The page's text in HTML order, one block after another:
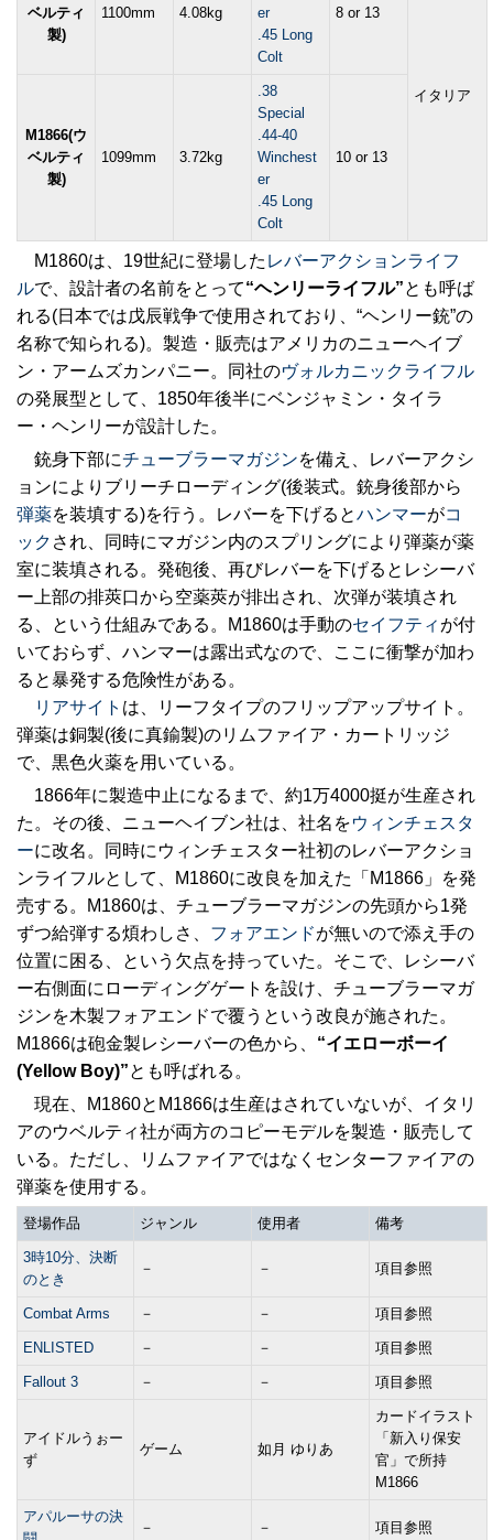
ベルティ
製)
1100mm 4.08kg
er
.45 Long
Colt
8 or 13
イタリア
M1866(ウ
ベルティ
製)
1099mm 3.72kg
.38
Special
.44-40
Winchest
er
.45 Long
Colt
10 or 13
M1860は、19世紀に登場した レバーアクションライフ
ルで、設計者の名前をとって“ヘンリーライフル”とも呼ば
れる(日本では戊辰戦争で使用されており、“ヘンリー銃”の
名称で知られる)。製造・販売はアメリカのニューヘイブ
ン・アームズカンパニー。同社のヴォルカニックライフル
の発展型として、1850年後半にベンジャミン・タイラ
ー・ヘンリーが設計した。
銃身下部にチューブラーマガジンを備え、レバーアクシ
ョンによりブリーチローディング(後装式。銃身後部から
弾薬を装填する)を行う。レバーを下げるとハンマーがコ
ック され、同時にマガジン内のスプリングにより弾薬が薬
室に装填される。発砲後、再びレバーを下げるとレシーバ
ー上部の排莢口から空薬莢が排出され、次弾が装填され
る、という仕組みである。M1860は手動のセイフティ が付
いておらず、ハンマーは露出式なので、ここに衝撃が加わ
ると暴発する危険性がある。
リアサイト は、リーフタイプのフリップアップサイト。
弾薬は銅製(後に真鍮製)のリムファイア・カートリッジ
で、黒色火薬を用いている。
1866年に製造中止になるまで、約1万4000挺が生産され
た。その後、ニューヘイブン社は、社名をウィンチェスタ
ーに改名。同時にウィンチェスター社初のレバーアクショ
ンライフルとして、M1860に改良を加えた「M1866」を発
売する。M1860は、チューブラーマガジンの先頭から1発
ずつ給弾する煩わしさ、 フォアエンドが無いので添え手の
位置に困る、という欠点を持っていた。そこで、レシーバ
ー右側面にローディングゲートを設け、チューブラーマガ
ジンを木製フォアエンドで覆うという改良が施された。
M1866は砲金製レシーバーの色から、 “イエローボーイ
(Yellow Boy)”とも呼ばれる。
現在、M1860とM1866は生産はされていないが、イタリ
アのウベルティ社が両方のコピーモデルを製造・販売して
いる。ただし、リムファイアではなくセンターファイアの
弾薬を使用する。
登場作品 ジャンル 使用者 備考
3時10分、決断
のとき
－ － 項目参照
Combat Arms － － 項目参照
ENLISTED － － 項目参照
Fallout 3 － － 項目参照
アイドルうぉー
ず
ゲーム 如月 ゆりあ
カードイラスト
「新入り保安
官」で所持
M1866
アパルーサの決
－ － 項目参照